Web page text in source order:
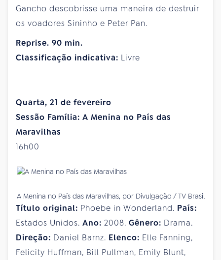
Gancho descobrisse uma maneira de destruir
os voadores Sininho e Peter Pan.
Reprise. 90 min.
Classificação indicativa: Livre
Quarta, 21 de fevereiro
Sessão Família: A Menina no País das
Maravilhas
16h00
A Menina no País das Maravilhas, por Divulgação / TV Brasil
Título original: Phoebe in Wonderland. País:
Estados Unidos. Ano: 2008. Gênero: Drama.
Direção: Daniel Barnz. Elenco: Elle Fanning,
Felicity Huffman, Bill Pullman, Emily Blunt,